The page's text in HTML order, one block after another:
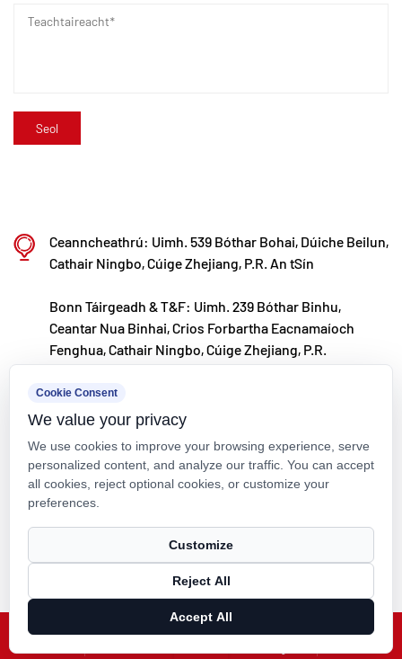
modhnaithe agus ábhar polaiméire nua. Tá Kaixin
forbairt branda go leanúnach, leis an sprioc a
bheith ina cheannaire aitheanta domhanda i T&F
Ceanncheathrú: Uimh. 539 Bóthar Bohai, Dúiche Beilun,
Cathair Ningbo, Cúige Zhejiang, P.R. An tSín
Bonn Táirgeadh & T&F: Uimh. 239 Bóthar Binhu,
Ceantar Nua Binhai, Crios Forbartha Eacnamaíoch
Fenghua, Cathair Ningbo, Cúige Zhejiang, P.R.
kxpv@kxpv.com
+86-18067123177
Cóipcheart © Kaixin Pipeline Technologies Co., Ltd. Gach ceart ar
cosaint.
Smart Cloud
Cookie Consent
We value your privacy
We use cookies to improve your browsing experience, serve
personalized content, and analyze our traffic. You can accept
all cookies, reject optional cookies, or customize your
preferences.
Customize
Reject All
Accept All